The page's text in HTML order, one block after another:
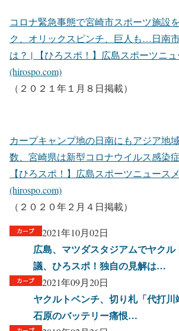
コロナ緊急事態で宮崎市スポーツ施設
ク、オリックスピンチ、巨人も…日南
は？ | 【ひろスポ！】広島スポーツニ
(hirospo.com)
（２０２１年１月８日掲載）
カープキャンプ地の日南にもアジア地
数、宮崎県は新型コロナウイルス感染
【ひろスポ！】広島スポーツニュース
(hirospo.com)
（２０２０年２月４日掲載）
2021年10月02日
広島、マツダスタジアムでヤク
議、ひろスポ！独自の見解は…
2021年09月20日
ヤクルトベンチ、切り札「代打川
石原のバッテリー痛恨…